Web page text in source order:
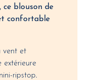
ce blouson de
confortable
vent et
extérieure
ripstop.